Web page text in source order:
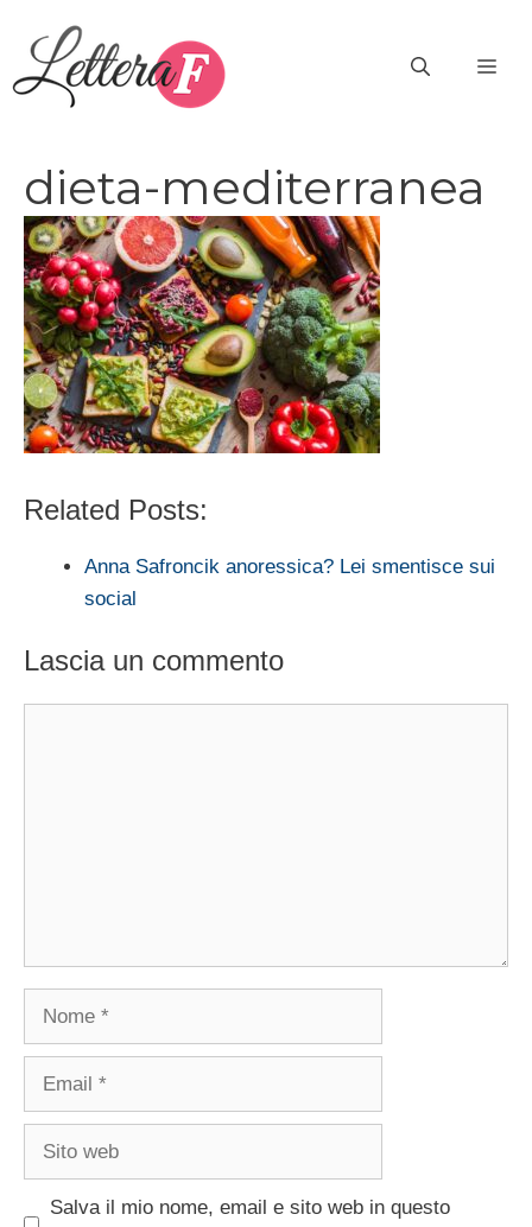
contenuto
dieta-mediterranea
Related Posts:
Anna Safroncik anoressica? Lei smentisce sui
social
Lascia un commento
Nome
Email
Sito
Salva il mio nome, email e sito web in questo